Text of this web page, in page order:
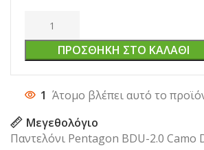
ΠΡΟΣΘΉΚΗ ΣΤΟ ΚΑΛΆΘΙ
1 Άτομο βλέπει αυτό το
Μεγεθολόγιο
Παντελόνι Pentagon BDU-2.0 Camo